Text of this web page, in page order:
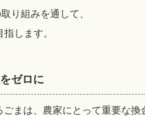
り組みを通して、
指します。
ゼロに
まは、農家にとって重要な換